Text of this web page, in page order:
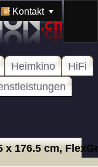
Kontakt
Heimkino
HiFi
x 176.5 cm,